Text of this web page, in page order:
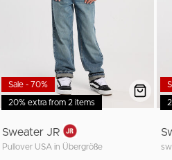
20% extra from 2 items
Sale - 70%
Sweater JR
Pullover USA in Übergröße